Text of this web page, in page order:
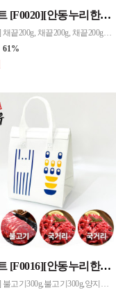
선물세트 [F0020][안동누리한우] 웰빙저지방 한우스테이크2호(3인세트) 600g 무료배송
[제품구성] 채끝200g, 채끝200g, 채끝200g (스테이크) (3구) - 채끝 : 고기 결이 부드럽고 마블링이 고루 퍼져서 로스구이, 스테이크에 주로 이용되는 부위 [제품특징] - 신선한 상태로 진공포장 되어 배송되며, 육류의 특성상 반품 불가 - 국내산 한우 100%, 냉장제품 (한우불고기 냉동제품)
61%
선물세트 [F0016][안동누리한우] 웰빙저지방 정육세트2호 1.2kg 무료배송
[제품구성] 불고기300g,불고기300g,양지국거리300g,양지국거리300g (4구) - 불고기 : 야채와 양념과 함께 불고기나 전골 등에 이용되는 부위 - 국거리 : 전골이나 조림, 탕 등에 주로 이용되는 부위